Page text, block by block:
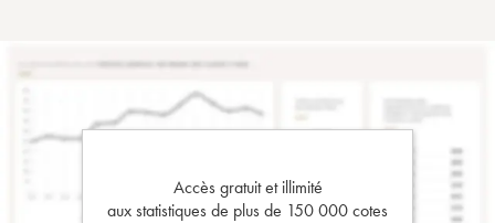
Accès gratuit et illimité
aux statistiques de plus de 150 000 cotes